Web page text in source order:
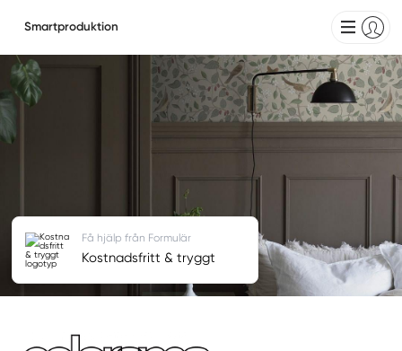
Smartproduktion
Få hjälp från Formulär
Kostnadsfritt & tryggt